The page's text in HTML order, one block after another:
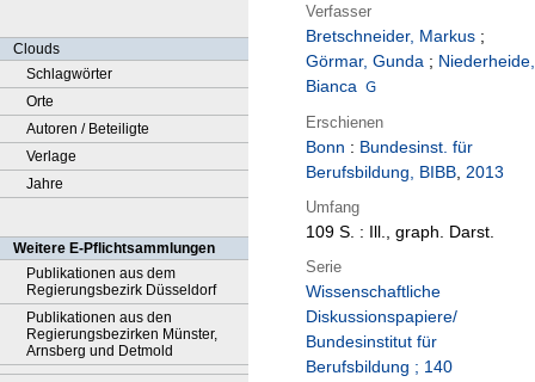
Clouds
Schlagwörter
Orte
Autoren / Beteiligte
Verlage
Jahre
Weitere E-Pflichtsammlungen
Publikationen aus dem
Regierungsbezirk Düsseldorf
Publikationen aus den
Regierungsbezirken Münster,
Arnsberg und Detmold
Verfasser
Bretschneider, Markus ;
Görmar, Gunda ; Niederheide,
Bianca
Erschienen
Bonn : Bundesinst. für
Berufsbildung, BIBB, 2013
Umfang
109 S. : Ill., graph. Darst.
Serie
Wissenschaftliche
Diskussionspapiere/
Bundesinstitut für
Berufsbildung ; 140